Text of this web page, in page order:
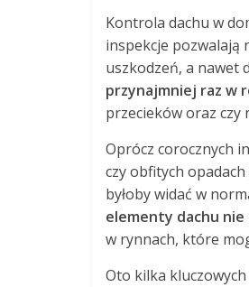
Kontrola dachu w
inspekcje pozwalają
uszkodzeń, a nawet
przynajmniej raz w
przecieków oraz czy
Oprócz corocznych
czy obfitych
byłoby widać w
elementy dachu nie
w rynnach, które
Oto kilka